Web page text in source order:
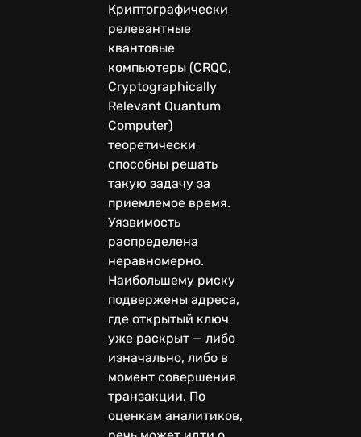
Криптографически
релевантные
квантовые
компьютеры (CRQC,
Cryptographically
Relevant Quantum
Computer)
теоретически
способны решать
такую задачу за
приемлемое время.
Уязвимость
распределена
неравномерно.
Наибольшему риску
подвержены адреса,
где открытый ключ
уже раскрыт — либо
изначально, либо в
момент совершения
транзакции. По
оценкам аналитиков,